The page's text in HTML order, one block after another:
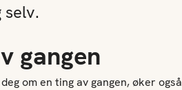
selv.
gangen
om en ting av gangen, øker